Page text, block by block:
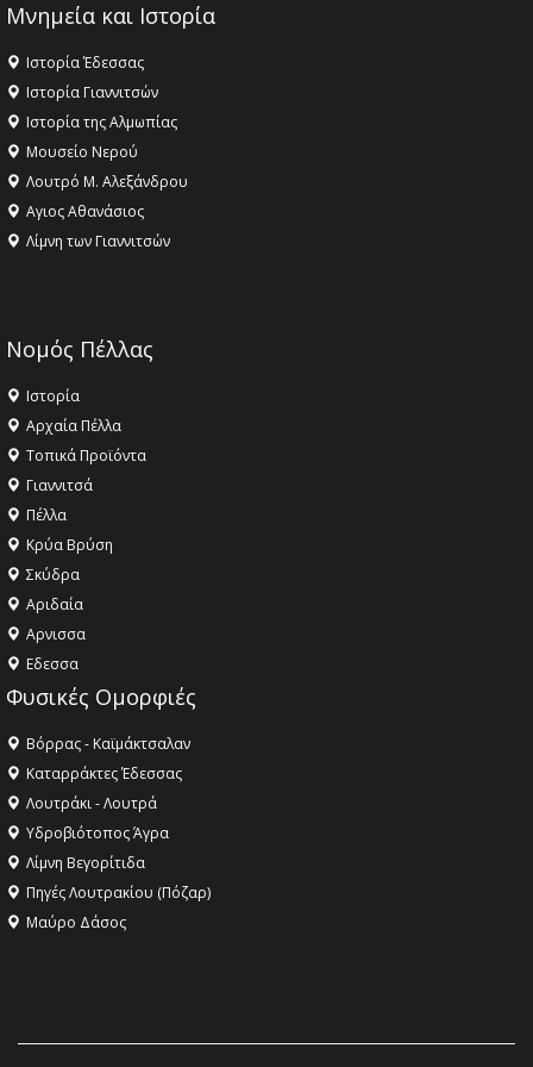
Μνημεία και Ιστορία
Ιστορία Έδεσσας
Ιστορία Γιαννιτσών
Ιστορία της Αλμωπίας
Μουσείο Νερού
Λουτρό Μ. Αλεξάνδρου
Αγιος Αθανάσιος
Λίμνη των Γιαννιτσών
Νομός Πέλλας
Ιστορία
Αρχαία Πέλλα
Τοπικά Προϊόντα
Γιαννιτσά
Πέλλα
Κρύα Βρύση
Σκύδρα
Αριδαία
Aρνισσα
Eδεσσα
Φυσικές Ομορφιές
Βόρρας - Καϊμάκτσαλαν
Καταρράκτες Έδεσσας
Λουτράκι - Λουτρά
Υδροβιότοπος Άγρα
Λίμνη Βεγορίτιδα
Πηγές Λουτρακίου (Πόζαρ)
Μαύρο Δάσος